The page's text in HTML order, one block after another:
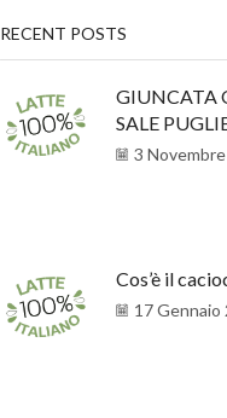
RECENT POSTS
GIUNCATA
SALE
3
Cos’è il
17 Gennaio